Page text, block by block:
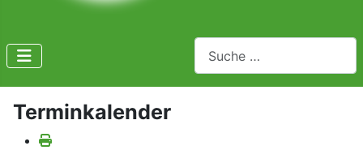
Terminkalender